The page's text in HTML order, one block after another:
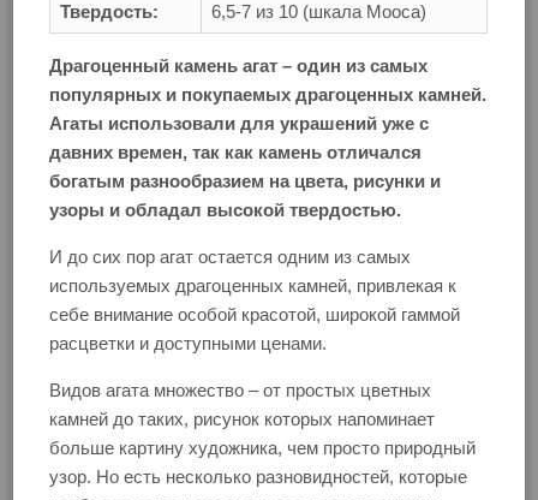
Твердость:
6,5-7 из 10 (шкала Мооса)
Драгоценный камень агат – один из самых
популярных и покупаемых драгоценных камней.
Агаты использовали для украшений уже с
давних времен, так как камень отличался
богатым разнообразием на цвета, рисунки и
узоры и обладал высокой твердостью.
И до сих пор агат остается одним из самых
используемых драгоценных камней, привлекая к
себе внимание особой красотой, широкой гаммой
расцветки и доступными ценами.
Видов агата множество – от простых цветных
камней до таких, рисунок которых напоминает
больше картину художника, чем просто природный
узор. Но есть несколько разновидностей, которые